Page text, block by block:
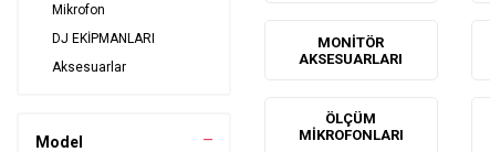
Mikrofon
DJ EKİPMANLARI
Aksesuarlar
Model
MONITÖR
AKSESUARLARI
ÖLÇÜM
MIKROFONLARI